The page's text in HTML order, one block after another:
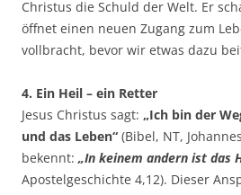
Christus die Schuld der Welt. Er
öffnet einen neuen Zugang zum
vollbracht, bevor wir etwas dazu
4. Ein Heil – ein Retter
Jesus Christus sagt: „Ich bin der
und das Leben“ (Bibel, NT,
bekennt: „In keinem andern ist das
Apostelgeschichte 4,12). Dieser